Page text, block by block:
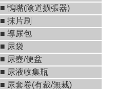
■ 鴨嘴(陰道擴張器)
■ 抹片刷
■ 導尿包
■ 尿袋
■ 尿壺/便盆
■ 尿液收集瓶
■ 尿套卷(有裁/無裁)